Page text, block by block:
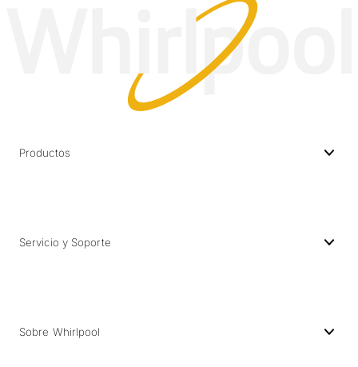
Productos
Servicio y Soporte
Sobre Whirlpool